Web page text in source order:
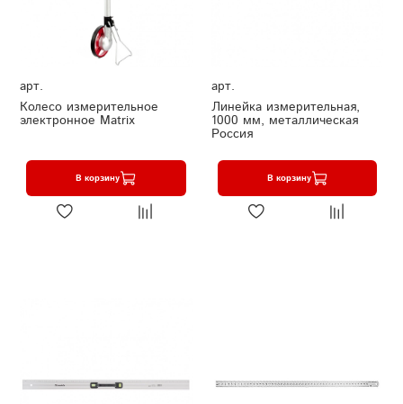
арт.
Колесо измерительное
электронное Matrix
В корзину
арт.
Линейка измерительная,
1000 мм, металлическая
Россия
В корзину